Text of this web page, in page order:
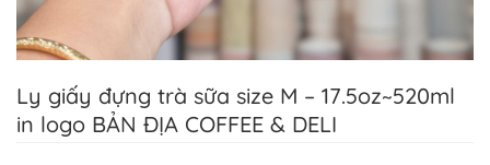
Ly giấy đựng trà sữa size M – 17.5oz~520ml
in logo BẢN ĐỊA COFFEE & DELI